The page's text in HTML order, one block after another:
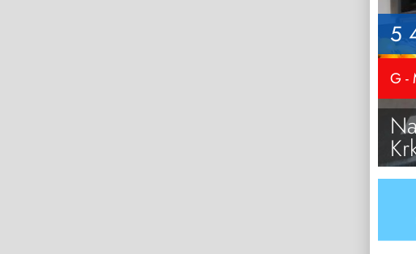
5
G -